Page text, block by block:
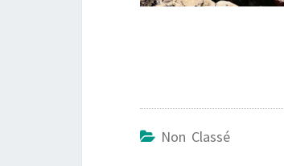
Non Classé